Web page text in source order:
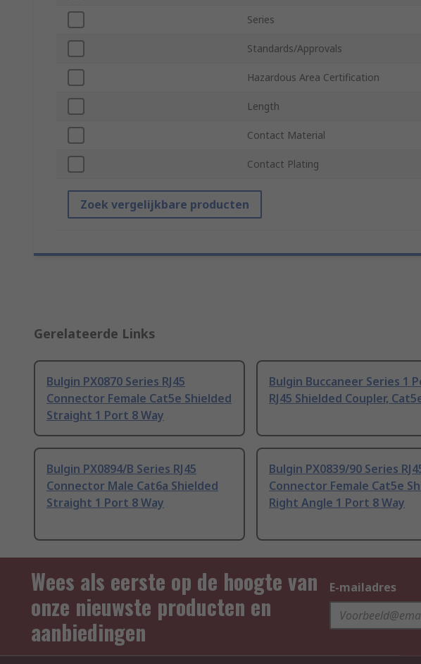
Series
Standards/Approvals
Hazardous Area Certification
Length
Contact Material
Contact Plating
Zoek vergelijkbare producten
Gerelateerde Links
Bulgin PX0870 Series RJ45
Connector Female Cat5e Shielded
Straight 1 Port 8 Way
Bulgin Buccaneer Series 1
RJ45 Shielded Coupler,
Bulgin PX0894/B Series RJ45
Connector Male Cat6a Shielded
Straight 1 Port 8 Way
Bulgin PX0839/90 Series
Connector Female Cat5e
Right Angle 1 Port 8 Way
Wees als eerste op de hoogte van
onze nieuwste producten en
aanbiedingen
E-mailadres